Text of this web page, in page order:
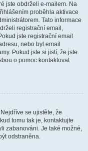
jste obdrželi e-mailem. Na
proběhla aktivace
Tato informace
registrační email,
jste registrační email
nebo byl email
Pokud jste si jistí, že jste
o pomoc kontaktovat
se ujistěte, že
tomu tak je, kontaktujte
zabanováni. Je také možné,
odstraněna.